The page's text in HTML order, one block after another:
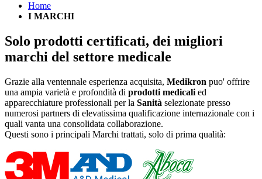
Home
I MARCHI
Solo prodotti certificati, dei migliori
marchi del settore medicale
Grazie alla ventennale esperienza acquisita, Medikron puo' offrire
una ampia varietà e profondità di prodotti medicali ed
apparecchiature professionali per la Sanità selezionate presso
numerosi partners di elevatissima qualificazione internazionale con i
quali vanta una consolidata collaborazione.
Questi sono i principali Marchi trattati, solo di prima qualità: